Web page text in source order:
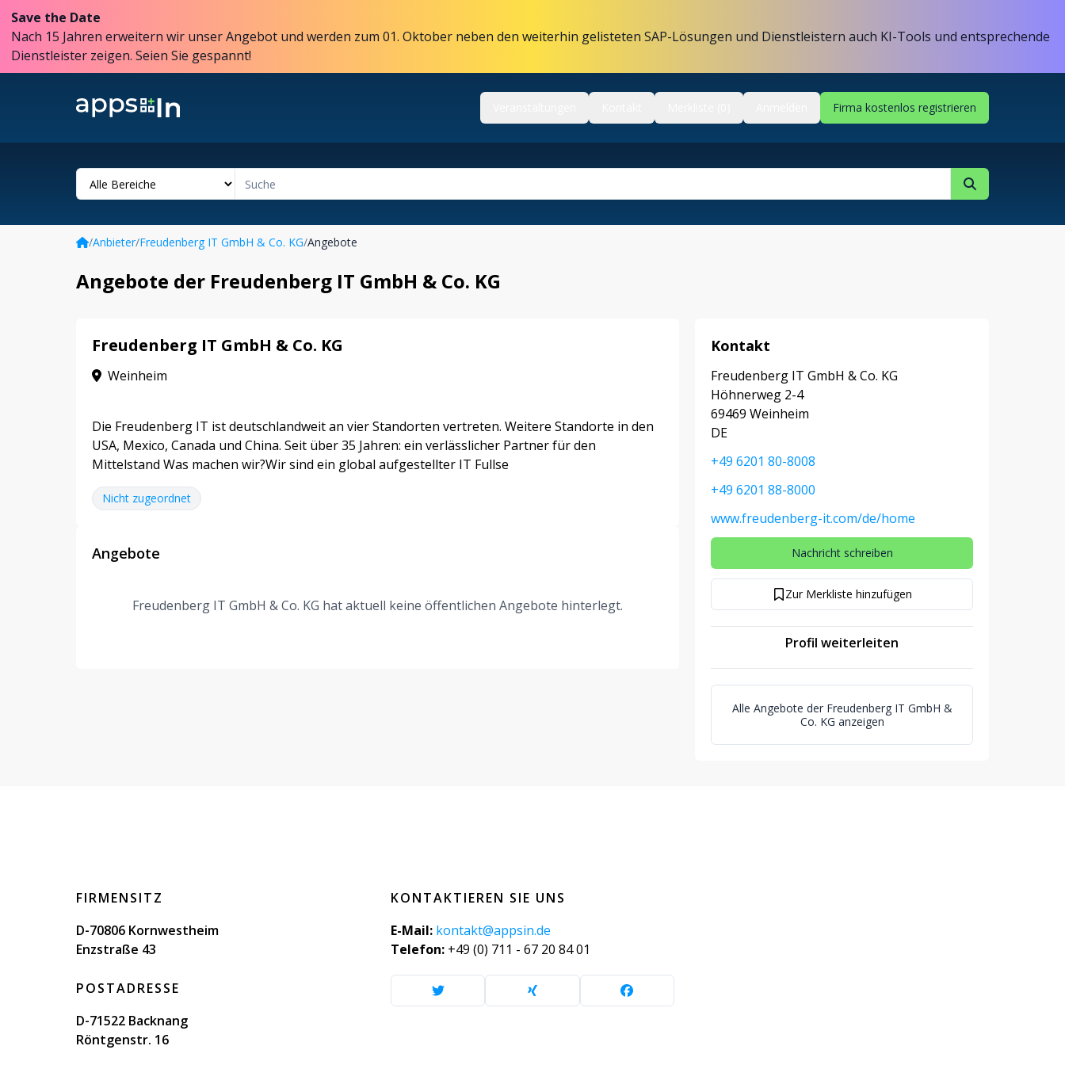
Save the Date
Nach 15 Jahren erweitern wir unser Angebot und werden zum 01. Oktober neben den weiterhin gelisteten SAP-Lösungen und Dienstleistern auch KI-Tools und entsprechende
Dienstleister zeigen. Seien Sie gespannt!
Firma kostenlos registrieren
/Anbieter/Freudenberg IT GmbH & Co. KG/Angebote
Angebote der Freudenberg IT GmbH & Co. KG
Freudenberg IT GmbH & Co. KG
Weinheim
Die Freudenberg IT ist deutschlandweit an vier Standorten vertreten. Weitere Standorte in den
USA, Mexico, Canada und China. Seit über 35 Jahren: ein verlässlicher Partner für den
Mittelstand Was machen wir?Wir sind ein global aufgestellter IT Fullse
Nicht zugeordnet
Angebote
Freudenberg IT GmbH & Co. KG hat aktuell keine öffentlichen Angebote hinterlegt.
Kontakt
Freudenberg IT GmbH & Co. KG
Höhnerweg 2-4
69469 Weinheim
DE
+49 6201 80-8008
+49 6201 88-8000
www.freudenberg-it.com/de/home
Nachricht schreiben
Zur Merkliste hinzufügen
Profil weiterleiten
Alle Angebote der Freudenberg IT GmbH &
Co. KG anzeigen
FIRMENSITZ
D-70806 Kornwestheim
Enzstraße 43
POSTADRESSE
D-71522 Backnang
Röntgenstr. 16
KONTAKTIEREN SIE UNS
E-Mail: kontakt@appsin.de
Telefon: +49 (0) 711 - 67 20 84 01